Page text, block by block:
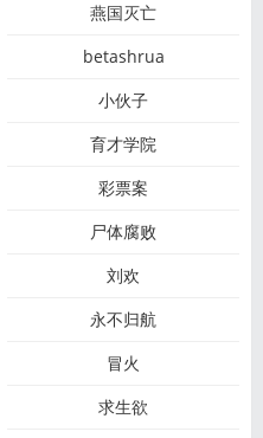
燕国灭亡
betashrua
小伙子
育才学院
彩票案
尸体腐败
刘欢
永不归航
冒火
求生欲